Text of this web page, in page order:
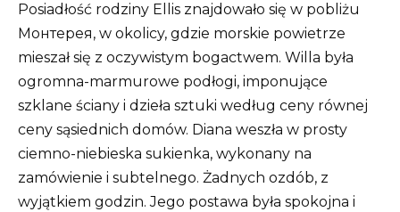
Posiadłość rodziny Ellis znajdowało się w pobliżu
Монтерея, w okolicy, gdzie morskie powietrze
mieszał się z oczywistym bogactwem. Willa była
ogromna-marmurowe podłogi, imponujące
szklane ściany i dzieła sztuki według ceny równej
ceny sąsiednich domów. Diana weszła w prosty
ciemno-niebieska sukienka, wykonany na
zamówienie i subtelnego. Żadnych ozdób, z
wyjątkiem godzin. Jego postawa była spokojna i